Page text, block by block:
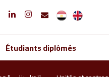
Étudiants diplômés